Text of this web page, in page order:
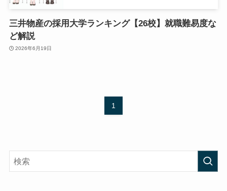
三井物産の採用大学ランキング【26校】就職難易度な
ど解説
2026年6月19日
1